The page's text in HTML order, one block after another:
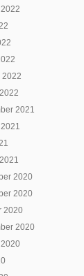
2022
2021
2020
2020
2020
2020